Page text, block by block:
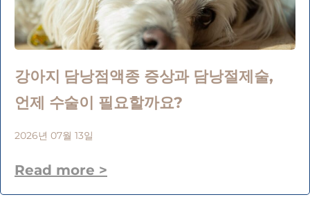
강아지 담낭점액종 증상과 담낭절제술,
언제 수술이 필요할까요?
2026년 07월 13일
Read more >